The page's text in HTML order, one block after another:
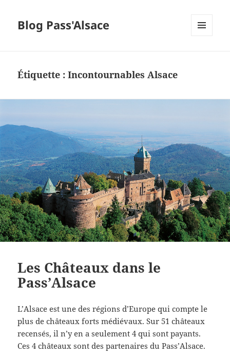
Blog Pass'Alsace
Étiquette :Incontournables Alsace
Les Châteaux dans le
Pass’Alsace
L’Alsace est une des régions d’Europe qui compte le
plus de châteaux forts médiévaux. Sur 51 châteaux
recensés, il n’y en a seulement 4 qui sont payants.
Ces 4 châteaux sont des partenaires du Pass’Alsace.